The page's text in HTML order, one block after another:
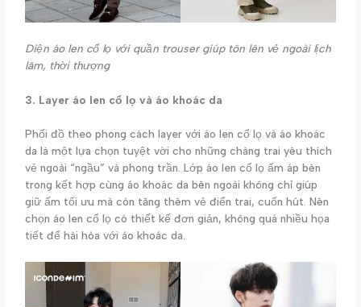
Diện áo len cổ lọ với quần trouser giúp tôn lên vẻ ngoài lịch
lãm, thời thượng
3. Layer áo len cổ lọ và áo khoác da
Phối đồ theo phong cách layer với áo len cổ lọ và áo khoác
da là một lựa chọn tuyệt vời cho những chàng trai yêu thích
vẻ ngoài “ngầu” và phong trần. Lớp áo len cổ lọ ấm áp bên
trong kết hợp cùng áo khoác da bên ngoài không chỉ giúp
giữ ấm tối ưu mà còn tăng thêm vẻ điển trai, cuốn hút. Nên
chọn áo len cổ lọ có thiết kế đơn giản, không quá nhiều họa
tiết để hài hòa với áo khoác da.